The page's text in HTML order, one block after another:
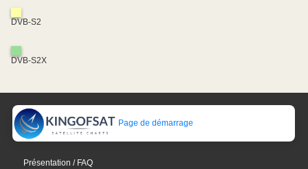
DVB-S2
DVB-S2X
Page de démarrage
Présentation / FAQ